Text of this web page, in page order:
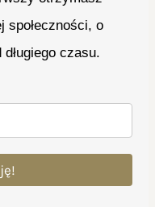
społeczności, o
czasu.